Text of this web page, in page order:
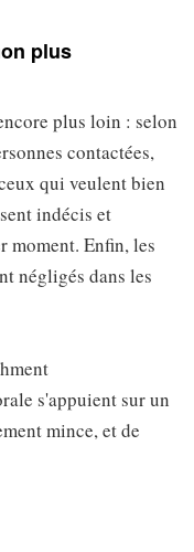
plus
plus loin : selon
contactées,
qui veulent bien
indécis et
moment. Enfin, les
négligés dans les
s'appuient sur un
mince, et de